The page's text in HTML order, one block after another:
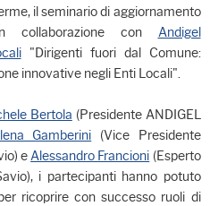
il seminario di aggiornamento
collaborazione con Andigel
"Dirigenti fuori dal Comune:
innovative negli Enti Locali".
Bertola (Presidente ANDIGEL
Gamberini (Vice Presidente
eAlessandro Francioni (Esperto
i partecipanti hanno potuto
ricoprire con successo ruoli di